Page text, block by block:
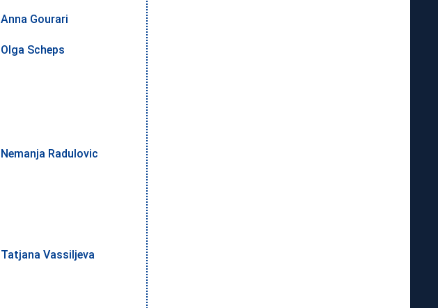
Anna Gourari
Olga Scheps
Nemanja Radulovic
Tatjana Vassiljeva